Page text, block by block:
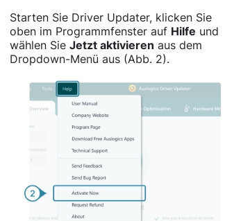
Starten Sie Driver Updater, klicken Sie
oben im Programmfenster auf Hilfe und
wählen Sie Jetzt aktivieren aus dem
Dropdown-Menü aus (Abb. 2).